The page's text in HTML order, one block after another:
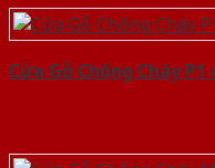
Cửa Gỗ Chống Cháy